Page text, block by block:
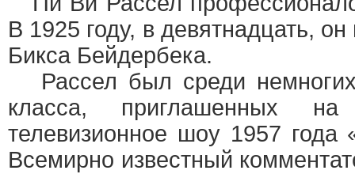
В 1925 году, в девятнадцать, он
Бикса Бейдербека.
Рассел был среди немногих
класса, приглашенных
телевизионное шоу 1957 года
Всемирно известный